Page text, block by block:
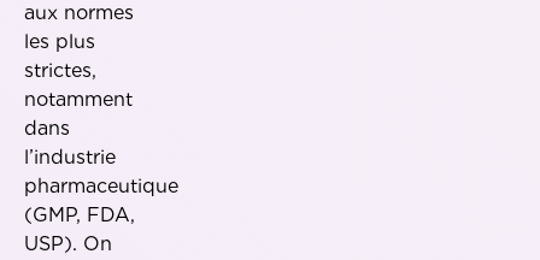
aux normes
les plus
strictes,
notamment
dans
l’industrie
pharmaceutique
(GMP, FDA,
USP). On